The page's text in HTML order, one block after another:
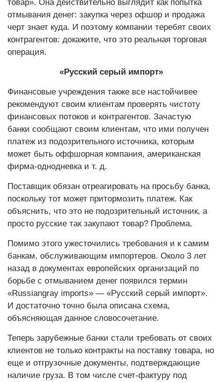
товар». Она действительно выглядит как попытка
отмывания денег: закупка через офшор и продажа
черт знает куда. И поэтому компании теребят своих
контрагентов: докажите, что это реальная торговая
операция.
«Русский серый импорт»
Финансовые учреждения также все настойчивее
рекомендуют своим клиентам проверять чистоту
финансовых потоков и контрагентов. Зачастую
банки сообщают своим клиентам, что ими получен
платеж из подозрительного источника, которым
может быть оффшорная компания, американская
фирма-однодневка и т. д.
Поставщик обязан отреагировать на просьбу банка,
поскольку тот может притормозить платеж. Как
объяснить, что это не подозрительный источник, а
просто русские так закупают товар? Проблема.
Помимо этого ужесточились требования и к самим
банкам, обслуживающим импортеров. Около 3 лет
назад в документах европейских организаций по
борьбе с отмыванием денег появился термин
«Russiangray imports» — «Русский серый импорт».
И достаточно точно была описана схема,
объясняющая данное словосочетание.
Теперь зарубежные банки стали требовать от своих
клиентов не только контракты на поставку товара, но
еще и отгрузочные документы, подтверждающие
наличие груза. В том числе счет-фактуру под